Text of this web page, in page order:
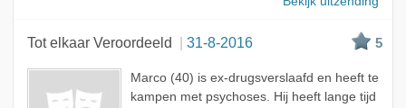
Tot elkaar Veroordeeld 31-8-2016 5
Marco (40) is ex-drugsverslaafd en heeft te
kampen met psychoses. Hij heeft lange tijd